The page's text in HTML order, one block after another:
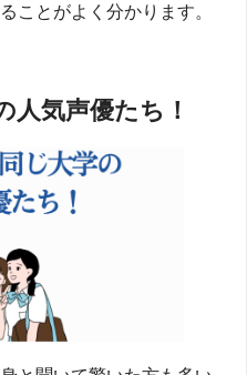
ことがよく分かります。
人気声優たち！